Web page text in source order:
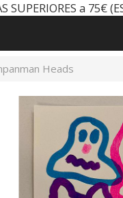
SUPERIORES a 75€
Heads